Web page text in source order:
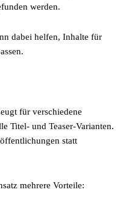
werden.
dabei helfen, Inhalte für
für verschiedene
Titel- und Teaser-Varianten.
statt
mehrere Vorteile: